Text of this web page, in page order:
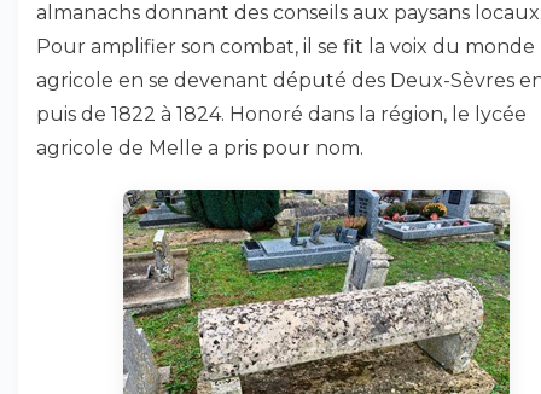
almanachs donnant des conseils aux paysans
Pour amplifier son combat, il se fit la voix du monde
agricole en se devenant député des Deux-Sèvres en
puis de 1822 à 1824. Honoré dans la région, le lycée
agricole de Melle a pris pour nom.